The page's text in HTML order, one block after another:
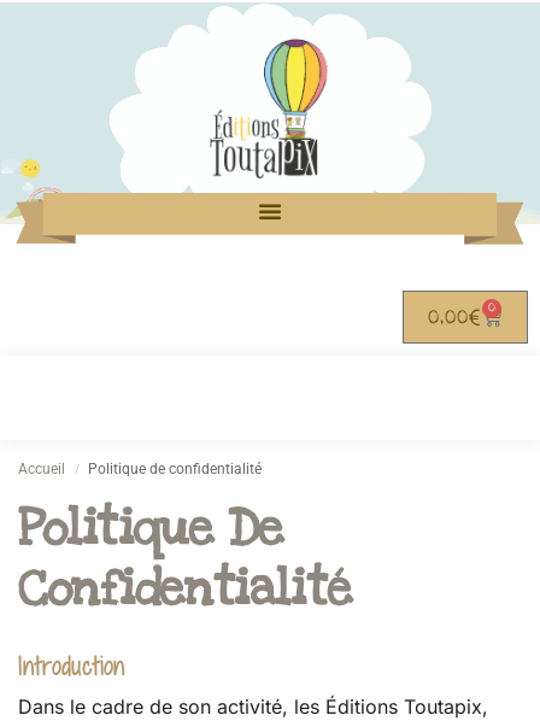
0,00€ 0
Accueil / Politique de confidentialité
Politique De
Confidentialité
Introduction
Dans le cadre de son activité, les Éditions Toutapix,